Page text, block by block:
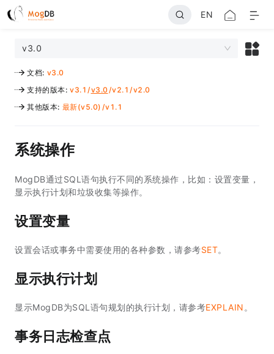
EN
v3.0
文档: v3.0
支持的版本: v3.1 /v3.0/v2.1 /v2.0
其他版本: 最新(v5.0) /v1.1
系统操作
MogDB通过SQL语句执行不同的系统操作，比如：设置变量，
显示执行计划和垃圾收集等操作。
设置变量
设置会话或事务中需要使用的各种参数，请参考SET。
显示执行计划
显示MogDB为SQL语句规划的执行计划，请参考EXPLAIN 。
事务日志检查点